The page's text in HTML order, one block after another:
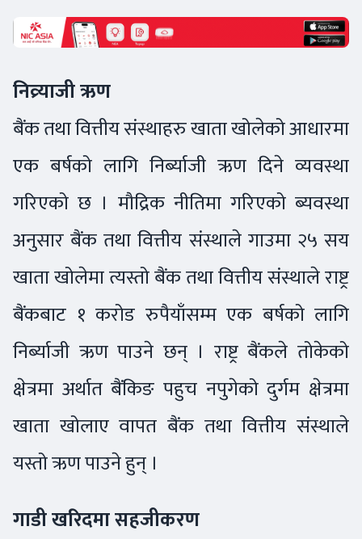
निव्र्याजी ऋण
बैंक तथा वित्तीय संस्थाहरु खाता खोलेको आधारमा
एक बर्षको लागि निर्ब्याजी ऋण दिने व्यवस्था
गरिएको छ । मौद्रिक नीतिमा गरिएको ब्यवस्था
अनुसार बैंक तथा वित्तीय संस्थाले गाउमा २५ सय
खाता खोलेमा त्यस्तो बैंक तथा वित्तीय संस्थाले राष्ट्र
बैंकबाट १ करोड रुपैयाँसम्म एक बर्षको लागि
निर्ब्याजी ऋण पाउने छन् । राष्ट्र बैंकले तोकेको
क्षेत्रमा अर्थात बैंकिङ पहुच नपुगेको दुर्गम क्षेत्रमा
खाता खोलाए वापत बैंक तथा वित्तीय संस्थाले
यस्तो ऋण पाउने हुन् ।
गाडी खरिदमा सहजीकरण